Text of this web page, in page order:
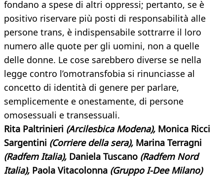
fondano a spese di altri oppressi; pertanto, se è
positivo riservare più posti di responsabilità alle
persone trans, è indispensabile sottrarre il loro
numero alle quote per gli uomini, non a quelle
delle donne. Le cose sarebbero diverse se nella
legge contro l’omotransfobia si rinunciasse al
concetto di identità di genere per parlare,
semplicemente e onestamente, di persone
omosessuali e transessuali.
Rita Paltrinieri (Arcilesbica Modena), Monica Ricci
Sargentini (Corriere della sera), Marina Terragni
(Radfem Italia), Daniela Tuscano (Radfem Nord
Italia), Paola Vitacolonna (Gruppo I-Dee Milano)